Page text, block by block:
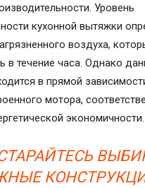
Уровень
кухонной вытяжки
воздуха,
в течение часа. Однако
в прямой
мотора,
экономичности.